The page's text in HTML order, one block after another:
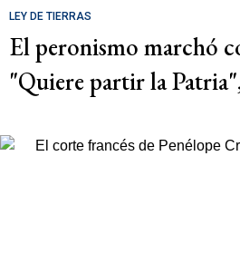
LEY DE TIERRAS
El peronismo marchó
"Quiere partir la